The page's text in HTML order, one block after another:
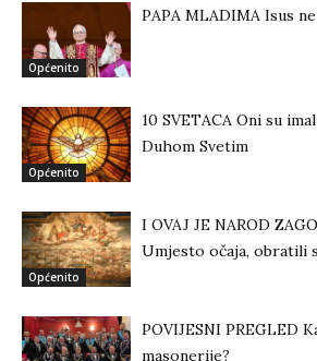
Općenito
PAPA MLADIMA Isus
Općenito
10 SVETACA Oni su
Duhom Svetim
Općenito
I OVAJ JE NAROD
Umjesto očaja, obratili
POVIJESNI PREGLED
masonerije?